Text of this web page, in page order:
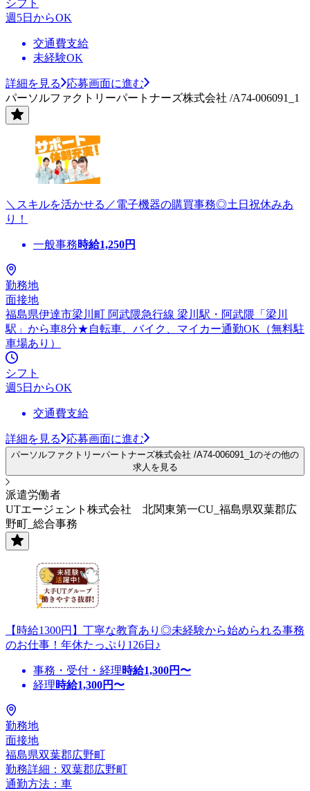
シフト
週5日からOK
交通費支給
未経験OK
詳細を見る
応募画面に進む
パーソルファクトリーパートナーズ株式会社 /A74-006091_1
＼スキルを活かせる／電子機器の購買事務◎土日祝休みあ
り！
一般事務時給1,250円
勤務地
面接地
福島県伊達市梁川町 阿武隈急行線 梁川駅・阿武隈「梁川
駅」から車8分★自転車、バイク、マイカー通勤OK（無料駐
車場あり）
シフト
週5日からOK
交通費支給
詳細を見る 応募画面に進む
パーソルファクトリーパートナーズ株式会社 /A74-006091_1のその他の
求人を見る
派遣労働者
UTエージェント株式会社 北関東第一CU_福島県双葉郡広
野町_総合事務
【時給1300円】丁寧な教育あり◎未経験から始められる事務
のお仕事！年休たっぷり126日♪
事務・受付・経理時給1,300円〜
経理時給1,300円〜
勤務地
面接地
福島県双葉郡広野町
勤務詳細：双葉郡広野町
通勤方法：車